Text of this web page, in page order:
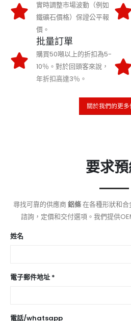
實時調整市場波動（例如
鐵礦石價格）保證公平報
價。
批量訂單
購買50噸以上的折扣為5-
10％。對於回頭客來說，
年折扣高達3％。
關於我們的更多
要求
尋找可靠的供應商鋁條在各種形狀和
諮詢，定價和交付選項。我們提供
姓名
電子郵件地址 *
電話/whatsapp